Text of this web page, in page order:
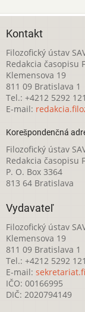
Kontakt
Filozofický ústav
Redakcia časopisu
Klemensova 19
811 09 Bratislava 1
Tel.: +4212 5292
E-mail:
Korešpondenčná
Filozofický ústav
Redakcia časopisu
P. O. Box 3364
813 64 Bratislava
Vydavateľ
Filozofický ústav
Klemensova 19
811 09 Bratislava 1
Tel.: +4212 5292
E-mail:
IČO: 00166995
DIČ: 2020794149